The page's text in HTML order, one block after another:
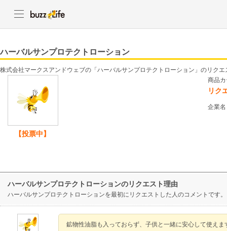
ハーバルサンプロテクトローション
株式会社マークスアンドウェブの「ハーバルサンプロテクトローション」のリク
【投票中】
商品
リク
企業
ハーバルサンプロテクトローションのリクエスト理由
ハーバルサンプロテクトローションを最初にリクエストした人のコメントです。
鉱物性油脂も入っておらず、子供と一緒に安心して使え